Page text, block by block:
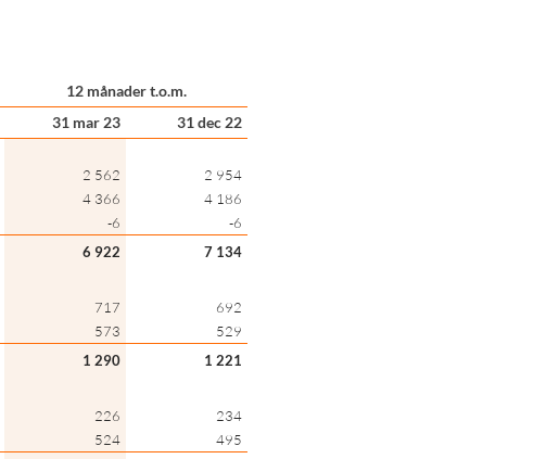
12 månader t.o.m.
31 mar 23 31 dec 22
2 562
2 954
4 366
4 186
-6
-6
6 922
7 134
717
692
573
529
1 290
1 221
226
234
524
495